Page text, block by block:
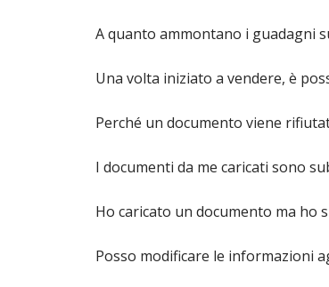
A quanto ammontano i guadagni
Una volta iniziato a vendere, è
Perché un documento viene
I documenti da me caricati sono
Ho caricato un documento ma ho
Posso modificare le informazioni